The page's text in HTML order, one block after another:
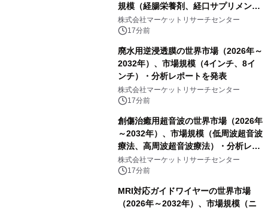
規模（経腸栄養剤、経口サプリメン
ト）・分析レポートを発表
株式会社マーケットリサーチセンター
17分前
廃水用逆浸透膜の世界市場（2026年～
2032年）、市場規模（4インチ、8イ
ンチ）・分析レポートを発表
株式会社マーケットリサーチセンター
17分前
創傷治癒用超音波の世界市場（2026年
～2032年）、市場規模（低周波超音波
療法、高周波超音波療法）・分析レポ
ートを発表
株式会社マーケットリサーチセンター
17分前
MRI対応ガイドワイヤーの世界市場
（2026年～2032年）、市場規模（ニ